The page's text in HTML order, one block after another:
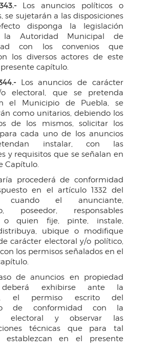
Los anuncios políticos o
se sujetarán a las disposiciones
disponga la legislación
la Autoridad Municipal de
con los convenios que
los diversos actores de este
capítulo.
Los anuncios de carácter
electoral, que se pretenda
el Municipio de Puebla, se
como unitarios, debiendo los
de los mismos, solicitar los
cada uno de los anuncios
instalar, con las
y requisitos que se señalan en
Capítulo.
procederá de conformidad
en el artículo 1332 del
cuando el anunciante,
poseedor, responsables
o quien fije, pinte, instale,
ubique o modifique
carácter electoral y/o político,
los permisos señalados en el
de anuncios en propiedad
deberá exhibirse ante la
el permiso escrito del
de conformidad con la
electoral y observar las
técnicas que para tal
establezcan en el presente